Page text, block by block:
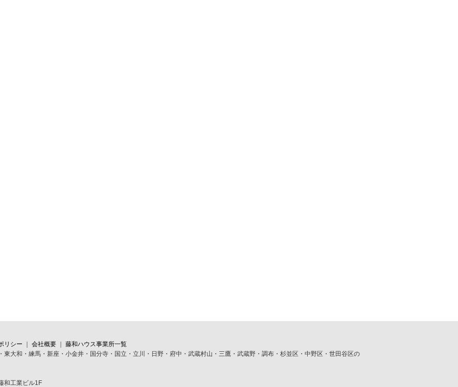
リシー ｜ 会社概要 ｜ 藤和ハウス事業所一覧
大和・練馬・新座・小金井・国分寺・国立・立川・日野・府中・武蔵村山・三鷹・武蔵野・調布・杉並区・中野区・世田谷区の
工業ビル1F